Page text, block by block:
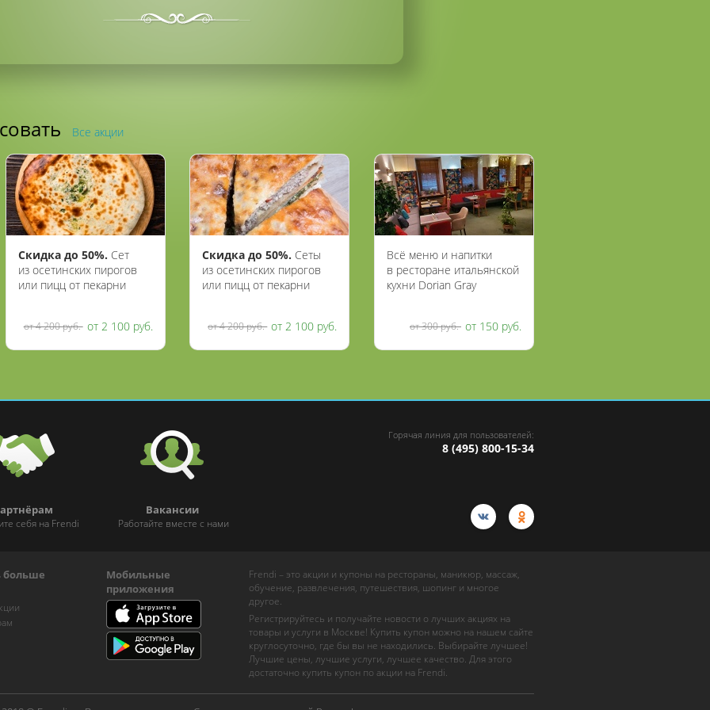
Все акции
Скидка до 50%. Сет
из осетинских пирогов
или пицц от пекарни
от 4 200 руб. от 2 100 руб.
Скидка до 50%. Сеты
из осетинских пирогов
или пицц от пекарни
от 4 200 руб. от 2 100 руб.
Всё меню и напитки
в ресторане итальянской
кухни Dorian Gray
от 300 руб. от 150 руб.
себя на Frendi
Вакансии
Работайте вместе с нами
Горячая линия для пользователей:
8 (495) 800-15-34
больше
Мобильные
приложения
Frendi – это акции и купоны на рестораны, маникюр, массаж,
обучение, развлечения, путешествия, шопинг и многое
другое.
Регистрируйтесь и получайте новости о лучших акциях на
товары и услуги в Москве! Купить купон можно на нашем сайте
круглосуточно, где бы вы не находились. Выбирайте лучшее!
Лучшие цены, лучшие услуги, лучшее качество. Для этого
достаточно купить купон по акции на Frendi.